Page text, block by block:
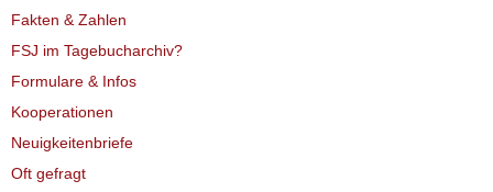
Fakten & Zahlen
FSJ im Tagebucharchiv?
Formulare & Infos
Kooperationen
Neuigkeitenbriefe
Oft gefragt